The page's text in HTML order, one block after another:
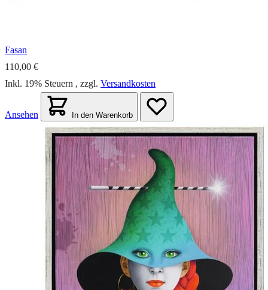
Fasan
110,00 €
Inkl. 19% Steuern , zzgl. Versandkosten
Ansehen In den Warenkorb